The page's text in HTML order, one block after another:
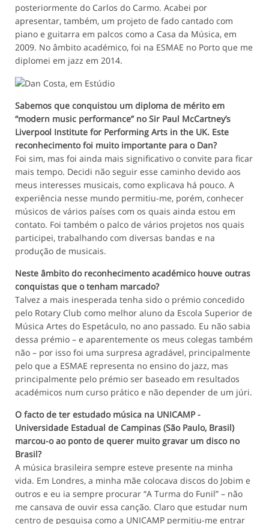
posteriormente do Carlos do Carmo. Acabei por
apresentar, também, um projeto de fado cantado com
piano e guitarra em palcos como a Casa da Música, em
2009. No âmbito académico, foi na ESMAE no Porto que me
diplomei em jazz em 2014.
Sabemos que conquistou um diploma de mérito em
“modern music performance” no Sir Paul McCartney’s
Liverpool Institute for Performing Arts in the UK. Este
reconhecimento foi muito importante para o Dan?
Foi sim, mas foi ainda mais significativo o convite para ficar
mais tempo. Decidi não seguir esse caminho devido aos
meus interesses musicais, como explicava há pouco. A
experiência nesse mundo permitiu-me, porém, conhecer
músicos de vários países com os quais ainda estou em
contato. Foi também o palco de vários projetos nos quais
participei, trabalhando com diversas bandas e na
produção de musicais.
Neste âmbito do reconhecimento académico houve outras
conquistas que o tenham marcado?
Talvez a mais inesperada tenha sido o prémio concedido
pelo Rotary Club como melhor aluno da Escola Superior de
Música Artes do Espetáculo, no ano passado. Eu não sabia
dessa prémio – e aparentemente os meus colegas também
não – por isso foi uma surpresa agradável, principalmente
pelo que a ESMAE representa no ensino do jazz, mas
principalmente pelo prémio ser baseado em resultados
académicos num curso prático e não depender de um júri.
O facto de ter estudado música na UNICAMP -
Universidade Estadual de Campinas (São Paulo, Brasil)
marcou-o ao ponto de querer muito gravar um disco no
Brasil?
A música brasileira sempre esteve presente na minha
vida. Em Londres, a minha mãe colocava discos do Jobim e
outros e eu ia sempre procurar “A Turma do Funil” – não
me cansava de ouvir essa canção. Claro que estudar num
centro de pesquisa como a UNICAMP permitiu-me entrar